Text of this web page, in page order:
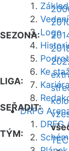
Logo
Ke
DRFG
DRFG
SEZONA:
LIGA:
SEŘADIT:
kolo
TÝM:
TEC